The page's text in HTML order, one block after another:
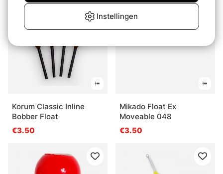
Korum Classic Inline
Bobber Float
€3.50
Mikado Float Ex
Moveable 048
€3.50
Instellingen